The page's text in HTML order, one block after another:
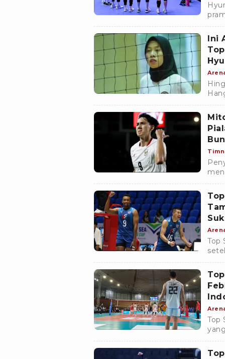
Ini
di
Top
Vs
Top